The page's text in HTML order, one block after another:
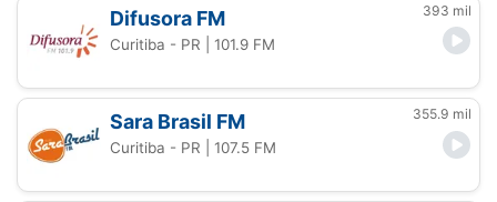
Difusora FM 393 mil
Curitiba - PR | 101.9 FM
Sara Brasil FM 355.9 mil
Curitiba - PR | 107.5 FM